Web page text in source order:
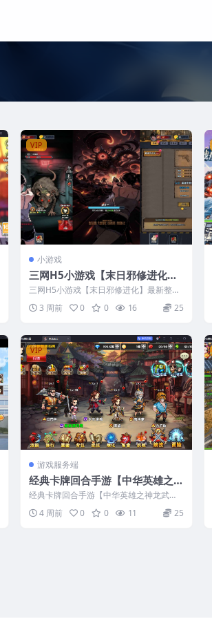
VIP
小游戏
三网H5小游戏【末日邪修进化】
最新整理Linux手工服务端+安卓
三网H5小游戏【末日邪修进化】最新整理
Linux手工服务端+安卓
3 周前 0 0 16 25
VIP
游戏服务端
经典卡牌回合手游【中华英雄之神
龙武士】最新整理Win系服务端
+安卓苹果双端+邮件后台+视频教
程
经典卡牌回合手游【中华英雄之神龙武
士】最新整理Win系服务端+安卓苹果双端
+邮件...
4 周前 0 0 11 25